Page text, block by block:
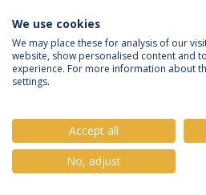
Política de Privacidade
Direitos do Titular
© 2026 Universidade
We use cookies
We may place these for analysis of our
website, show personalised content and
experience. For more information about
settings.
Accept all
No, adjust